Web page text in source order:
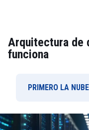
Arquitectura de
funciona
PRIMERO LA